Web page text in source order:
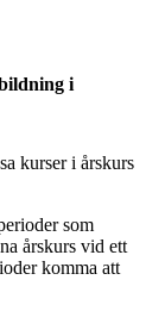
i
kurser i årskurs
som
årskurs vid ett
komma att